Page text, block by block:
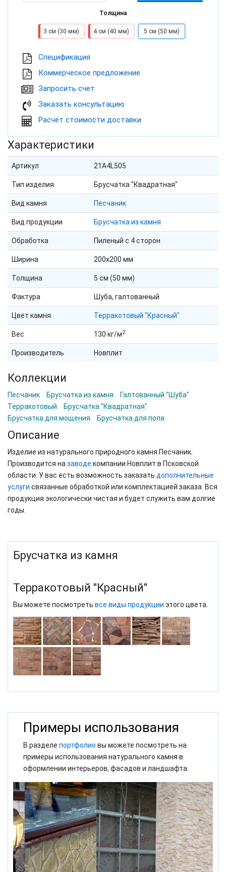
Толщина
3 см (30 мм) 4 см (40 мм) 5 см (50 мм)
Cпецификация
Коммерческое предложение
Запросить счет
Заказать консультацию
Расчет стоимости доставки
Характеристики
Артикул 21A4L505
Тип изделия Брусчатка "Квадратная"
Вид камня Песчаник
Вид продукции Брусчатка из камня
Обработка Пиленый с 4 сторон
Ширина 200х200 мм
Толщина 5 см (50 мм)
Фактура Шуба, галтованный
Цвет камня Терракотовый "Красный"
Вес 130 кг/м2
Производитель Новплит
Коллекции
Песчаник Брусчатка из камня
Галтованный "Шуба"
Терракотовый
Брусчатка "Квадратная"
Брусчатка для мощения
Брусчатка для пола
Описание
Изделие из натурального природного камня Песчаник.
Производится на заводе компании Новплит в Псковской
области. У вас есть возможность заказать дополнительные
услуги связанные обработкой или комплектацией заказа. Вся
продукция экологически чистая и будет служить вам долгие
годы.
Брусчатка из камня
Терракотовый "Красный"
Вы можете посмотреть все виды продукции этого цвета.
Примеры использования
В разделе портфолио вы можете посмотреть на
примеры использования натурального камня в
оформлении интерьеров, фасадов и ландшафта.